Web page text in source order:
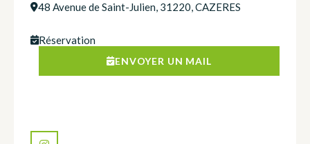
48 Avenue de Saint-Julien, 31220, CAZERES
Réservation
ENVOYER UN MAIL